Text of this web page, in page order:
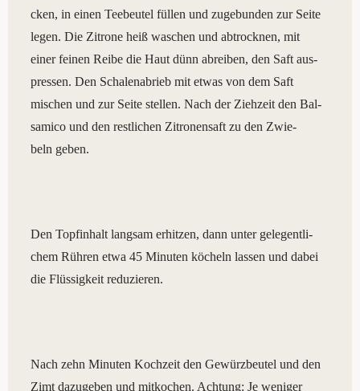
cken, in einen Tee­beu­tel fül­len und zuge­bun­den zur Sei­te
legen. Die Zitro­ne heiß waschen und abtrock­nen, mit
einer fei­nen Rei­be die Haut dünn abrei­ben, den Saft aus­
pres­sen. Den Scha­len­ab­rieb mit etwas von dem Saft
mischen und zur Sei­te stel­len. Nach der Zieh­zeit den Bal­
sa­mi­co und den rest­li­chen Zitronen­saft zu den Zwie­
beln geben.
Den Topf­in­halt lang­sam erhit­zen, dann unter gele­gent­li­
chem Rüh­ren etwa 45 Minu­ten köcheln las­sen und dabei
die Flüs­sig­keit reduzieren.
Nach zehn Minu­ten Koch­zeit den Gewürz­beu­tel und den
Zimt dazu­ge­ben und mit­ko­chen. Ach­tung: Je weni­ger